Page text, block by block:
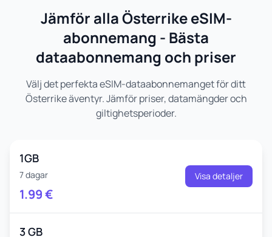
Jämför alla Österrike eSIM-
abonnemang - Bästa
dataabonnemang och priser
Välj det perfekta eSIM-dataabonnemanget för ditt
Österrike äventyr. Jämför priser, datamängder och
giltighetsperioder.
1GB
7 dagar
1.99€
Visa detaljer
3 GB